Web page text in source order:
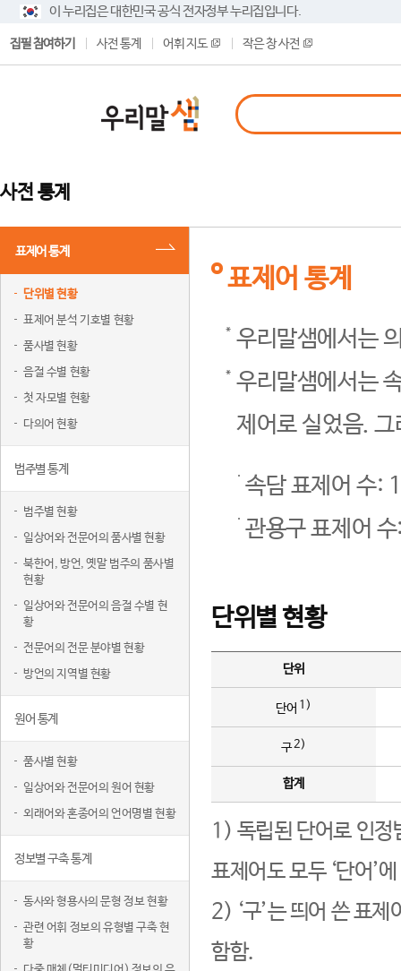
이 누리집은 대한민국 공식 전자정부 누리집입니다.
집필 참여하기 사전 통계 어휘 지도 작은 창 사전
사전 통계
표제어 통계
단위별 현황
표제어 분석 기호별 현황
품사별 현황
음절 수별 현황
첫 자모별 현황
다의어 현황
범주별 통계
범주별 현황
일상어와 전문어의 품사별 현황
북한어, 방언, 옛말 범주의 품사별
현황
일상어와 전문어의 음절 수별 현
황
전문어의 전문 분야별 현황
방언의 지역별 현황
원어 통계
품사별 현황
일상어와 전문어의 원어 현황
외래어와 혼종어의 언어명별 현황
정보별 구축 통계
동사와 형용사의 문형 정보 현황
관련 어휘 정보의 유형별 구축 현
황
표제어 통계
우리말샘에서는
우리말샘에서는
제어로 실었음.
속담 표제어 수:
관용구 표제어
단위별 현황
단위
단어 1)
구2)
합계
1) 독립된 단어로 인정
표제어도 모두 ‘단어’
2) ‘구’는 띄어 쓴 표
함함.